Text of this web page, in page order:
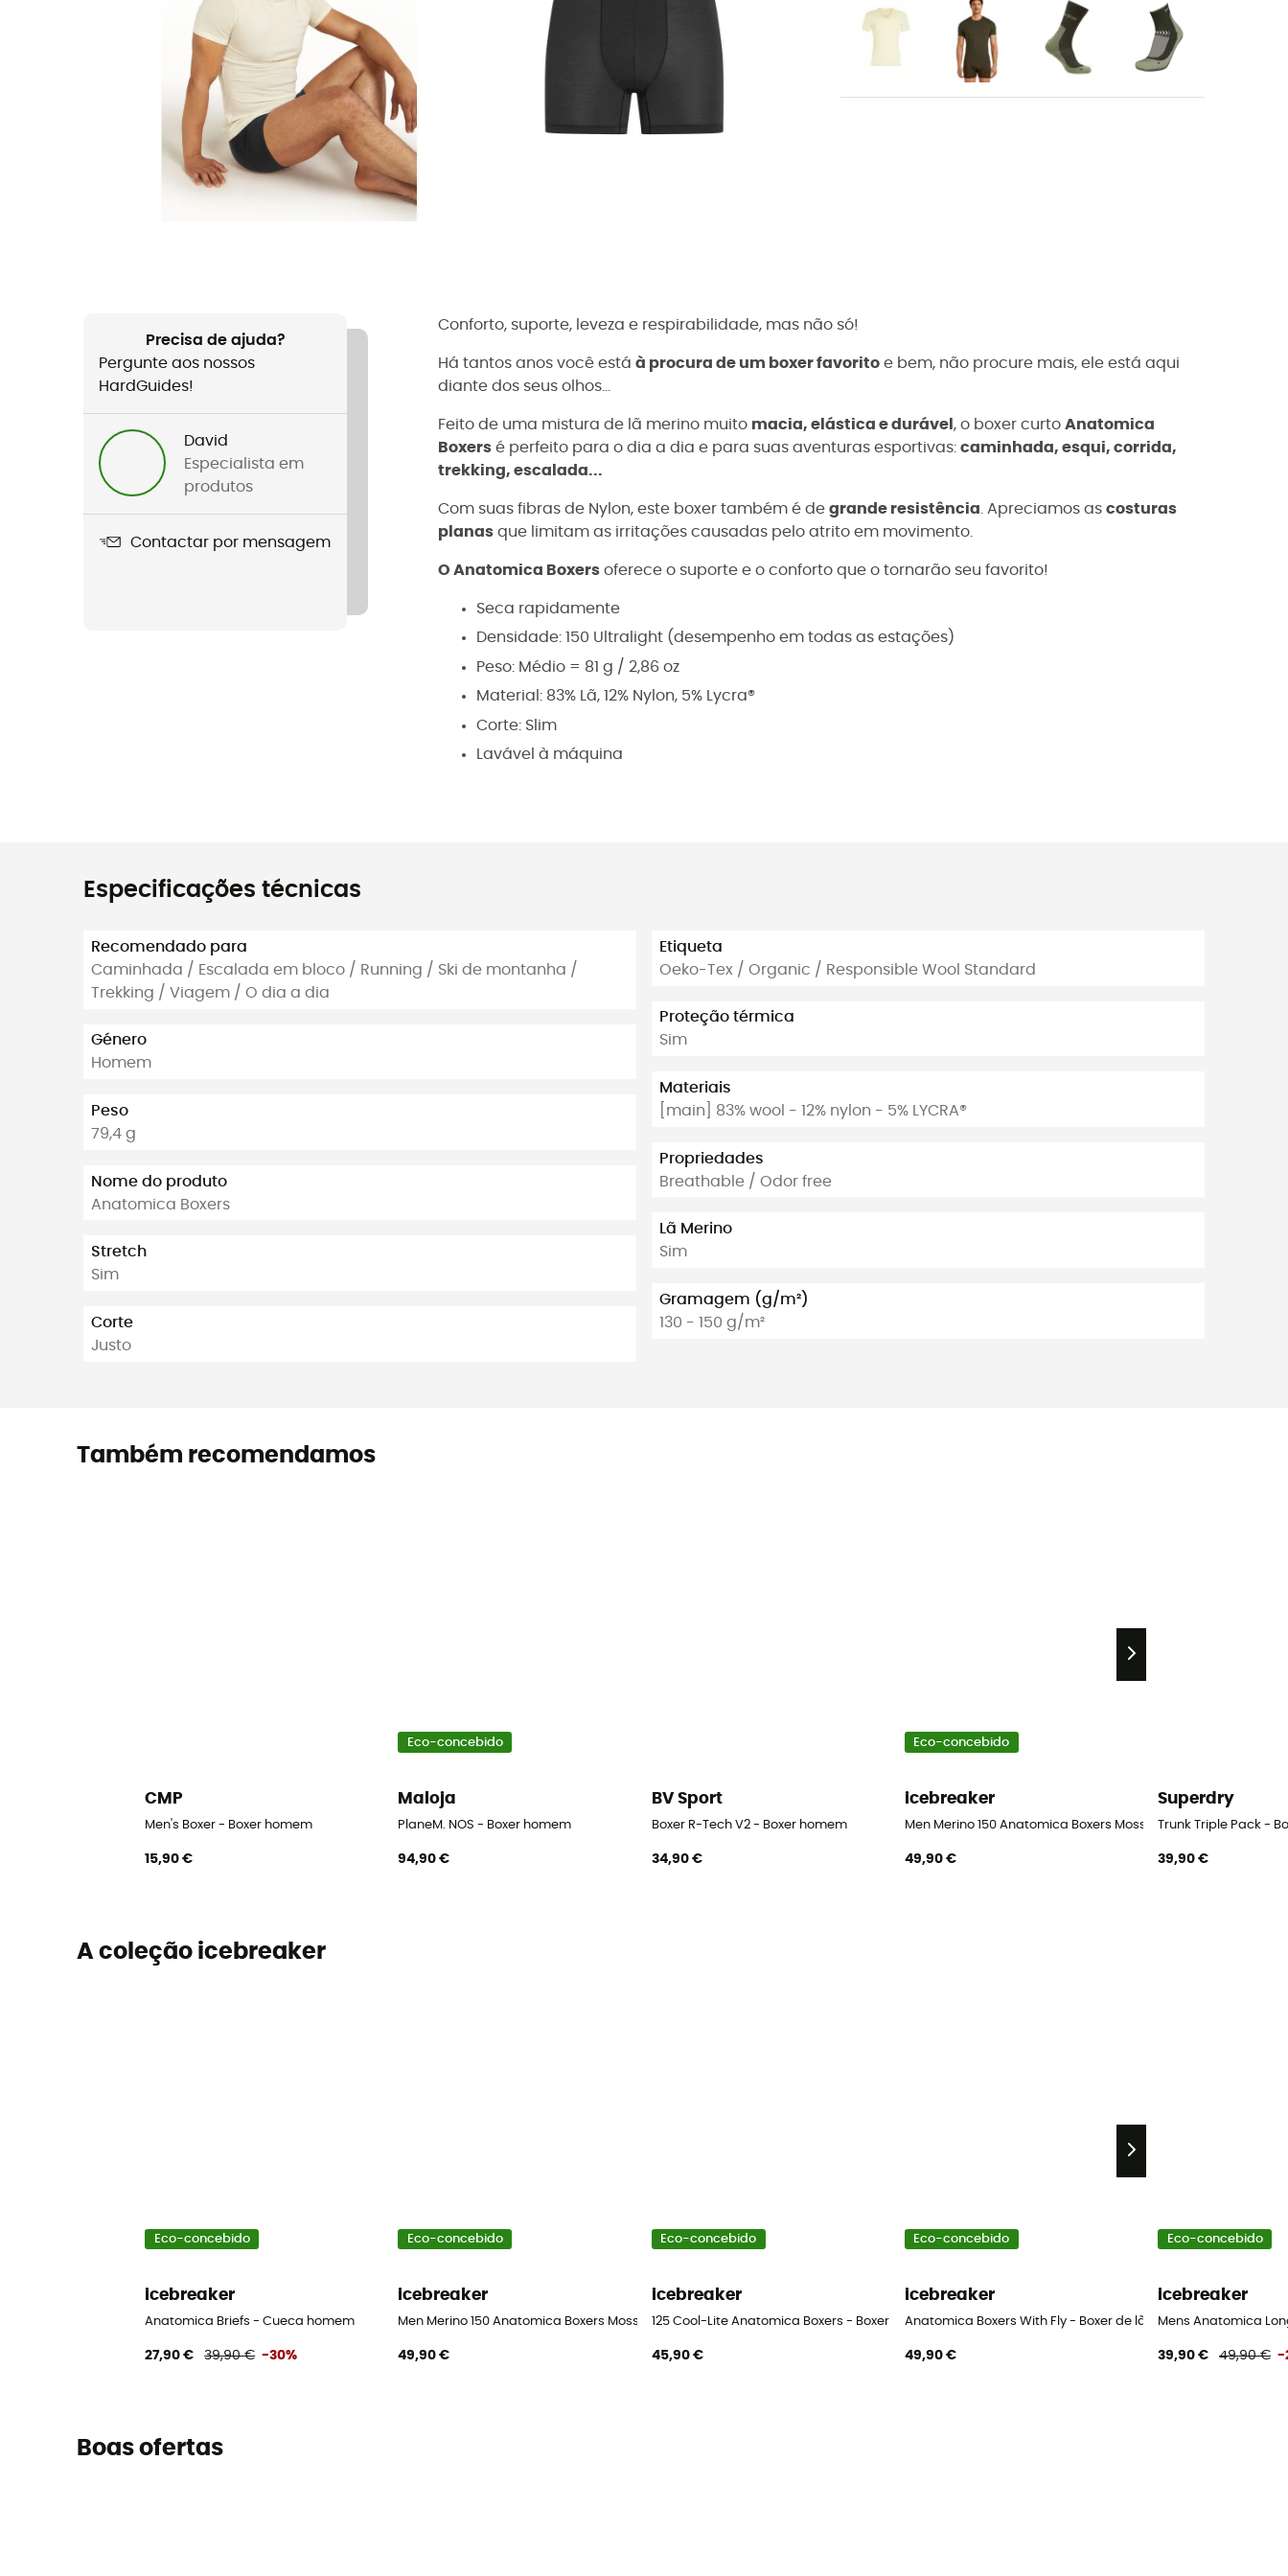
Precisa de ajuda?
Pergunte aos nossos
HardGuides!
David
Especialista em
produtos
Contactar por mensagem
Conforto, suporte, leveza e respirabilidade, mas não só!
Há tantos anos você está à procura de um boxer favorito e bem, não procure mais, ele está aqui
diante dos seus olhos...
Feito de uma mistura de lã merino muito macia, elástica e durável , o boxer curto Anatomica
Boxers é perfeito para o dia a dia e para suas aventuras esportivas: caminhada, esqui, corrida,
trekking, escalada...
Com suas fibras de Nylon, este boxer também é de grande resistência . Apreciamos as costuras
planas que limitam as irritações causadas pelo atrito em movimento.
O Anatomica Boxers oferece o suporte e o conforto que o tornarão seu favorito!
Seca rapidamente
Densidade: 150 Ultralight (desempenho em todas as estações)
Peso: Médio = 81 g / 2,86 oz
Material: 83% Lã, 12% Nylon, 5% Lycra®
Corte: Slim
Lavável à máquina
Especificações técnicas
Recomendado para
Caminhada / Escalada em bloco / Running / Ski de montanha /
Trekking / Viagem / O dia a dia
Género
Homem
Peso
79,4 g
Nome do produto
Anatomica Boxers
Stretch
Sim
Corte
Justo
Etiqueta
Oeko-Tex / Organic / Responsible Wool Standard
Proteção térmica
Sim
Materiais
[main] 83% wool - 12% nylon - 5% LYCRA®
Propriedades
Breathable / Odor free
Lã Merino
Sim
Gramagem (g/m²)
130 - 150 g/m²
Também recomendamos
CMP
Men's Boxer - Boxer homem
15,90 €
Eco-concebido
Maloja
PlaneM. NOS - Boxer homem
94,90 €
BV Sport
Boxer R-Tech V2 - Boxer homem
34,90 €
Eco-concebido
icebreaker
Men Merino 150 Anatomica Boxers Moss Bloom - Boxer de lã
49,90 €
Superdry
Trunk Triple Pack -
39,90 €
A coleção icebreaker
Eco-concebido
icebreaker
Anatomica Briefs - Cueca homem
27,90 € 39,90 € -30%
Eco-concebido
icebreaker
Men Merino 150 Anatomica Boxers Moss Bloom - Boxer de lã merino homem
49,90 €
Eco-concebido
icebreaker
125 Cool-Lite Anatomica Boxers - Boxer de lã merino homem
45,90 €
Eco-concebido
icebreaker
Anatomica Boxers With Fly - Boxer de lã merino homem
49,90 €
Eco-concebido
icebreaker
Mens Anatomica
39,90 € 49,90 € -
Boas ofertas